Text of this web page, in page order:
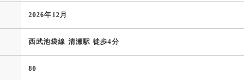
2026年12月
西武池袋線 清瀬駅 徒歩4分
80